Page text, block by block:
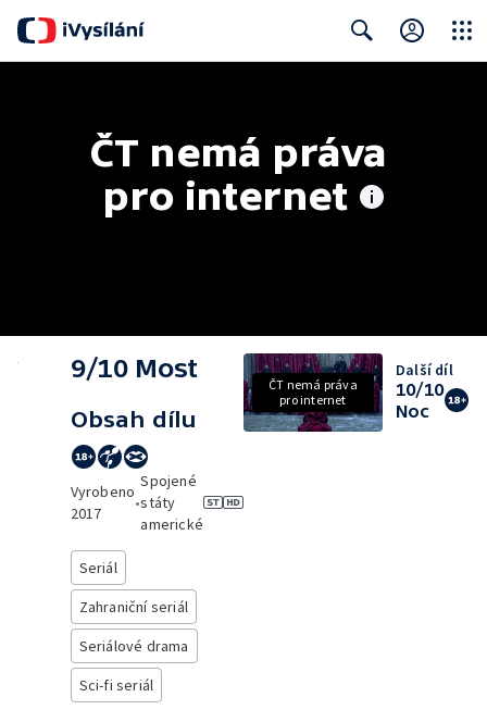
ČT nemá práva
pro internet
9/10 Most
Obsah dílu
Vyrobeno
2017
•
Spojené
státy
americké
Seriál
Zahraniční seriál
Seriálové drama
Sci-fi seriál
ČT nemá práva
pro internet
Další díl
10/10
Noc